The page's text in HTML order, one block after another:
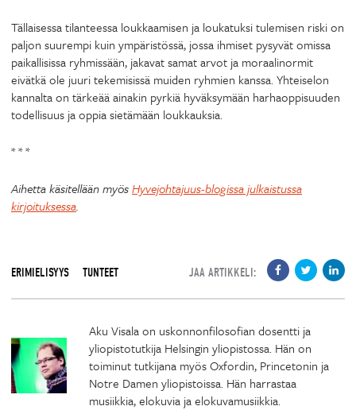
Tällaisessa tilanteessa loukkaamisen ja loukatuksi tulemisen riski on
paljon suurempi kuin ympäristössä, jossa ihmiset pysyvät omissa
paikallisissa ryhmissään, jakavat samat arvot ja moraalinormit
eivätkä ole juuri tekemisissä muiden ryhmien kanssa. Yhteiselon
kannalta on tärkeää ainakin pyrkiä hyväksymään harhaoppisuuden
todellisuus ja oppia sietämään loukkauksia.
* * *
Aihetta käsitellään myösHyvejohtajuus-blogissa julkaistussa
kirjoituksessa.
ERIMIELISYYS TUNTEET JAA ARTIKKELI:
Aku Visala on uskonnonfilosofian dosentti ja
yliopistotutkija Helsingin yliopistossa. Hän on
toiminut tutkijana myös Oxfordin, Princetonin ja
Notre Damen yliopistoissa. Hän harrastaa
musiikkia, elokuvia ja elokuvamusiikkia.